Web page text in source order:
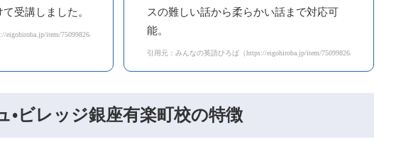
受講しました。
item/75099826/reviews?page=2）
スの難しい話から柔らかい話まで対応可
能。
引用元：みんなの英語ひろば（https://eigohiroba.jp/item/75099826/reviews?page=4）
•ビレッジ銀座有楽町校の特徴